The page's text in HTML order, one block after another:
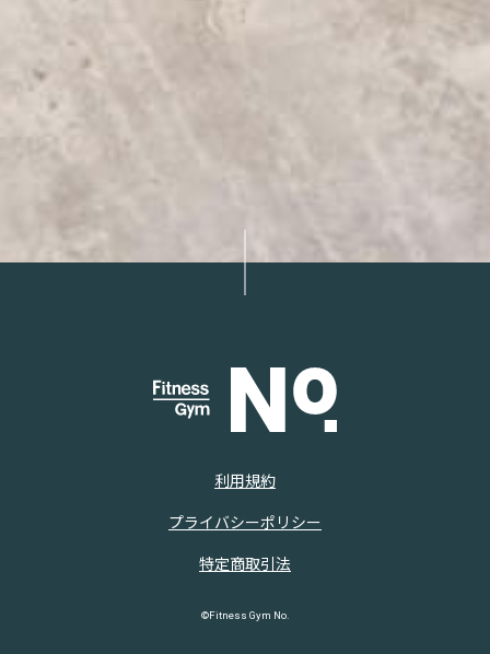
利用規約
プライバシーポリシー
特定商取引法
©Fitness Gym No.